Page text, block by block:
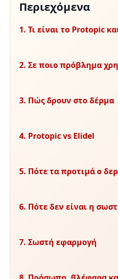
Περιεχόμενα
1. Τι είναι το Protopic
2. Σε ποιο πρόβλημα
3. Πώς δρουν στο δέρμα
4. Protopic vs Elidel
5. Πότε τα προτιμά ο
6. Πότε δεν είναι η
7. Σωστή εφαρμογή